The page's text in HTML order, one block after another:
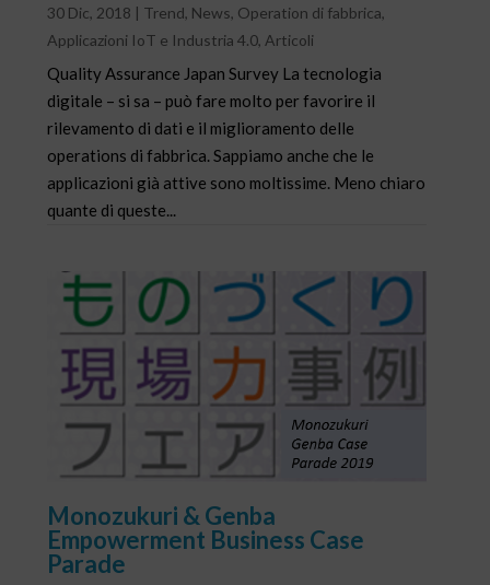
30 Dic, 2018 | Trend, News, Operation di fabbrica,
Applicazioni IoT e Industria 4.0, Articoli
Quality Assurance Japan Survey La tecnologia
digitale – si sa – può fare molto per favorire il
rilevamento di dati e il miglioramento delle
operations di fabbrica. Sappiamo anche che le
applicazioni già attive sono moltissime. Meno chiaro
quante di queste...
Monozukuri & Genba
Empowerment Business Case
Parade